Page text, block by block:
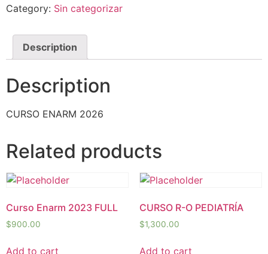
Category: Sin categorizar
Description
Description
CURSO ENARM 2026
Related products
Curso Enarm 2023 FULL
$900.00
Add to cart
CURSO R-O PEDIATRÍA
$1,300.00
Add to cart